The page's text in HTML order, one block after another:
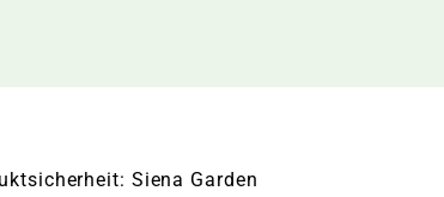
Siena Garden